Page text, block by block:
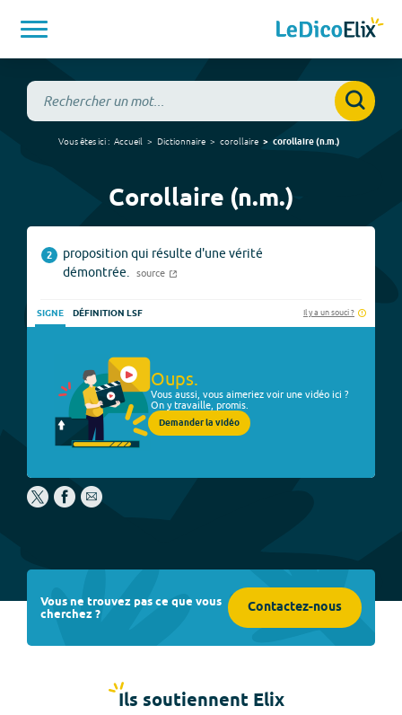
Vous êtes ici : Accueil Dictionnaire corollaire corollaire(n.m.)
Corollaire (n.m.)
2
proposition qui résulte d'une vérité
démontrée.
source
SIGNE DÉFINITION LSF Il y a un souci ?
Oups.
Vous aussi, vous aimeriez voir une vidéo ici ?
On y travaille, promis.
Demander la vidéo
Vous ne trouvez pas ce que vous
cherchez ? Contactez-nous
Ils soutiennent Elix